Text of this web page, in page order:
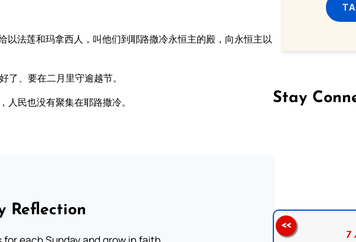
法莲和玛拿西人，叫他们到耶路撒冷永恒主的殿，向永恒主以
、要在二月里守逾越节。
民也没有聚集在耶路撒冷。
Reflection
Stay
7
<<